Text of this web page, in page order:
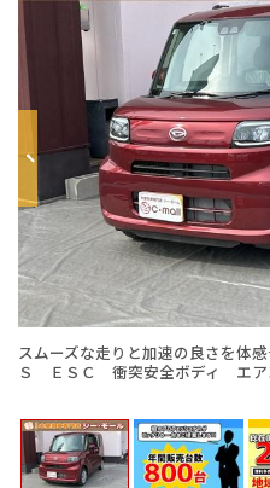
スムーズな走りと加速の良さを
Ｓ ＥＳＣ 衝突安全ボディ エア